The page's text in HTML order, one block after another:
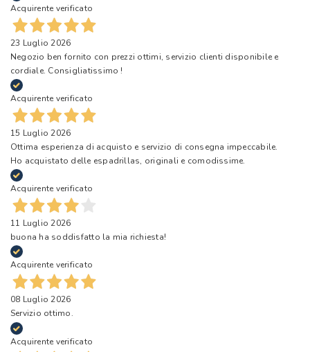
Acquirente verificato
23 Luglio 2026
Negozio ben fornito con prezzi ottimi, servizio clienti disponibile e
cordiale. Consigliatissimo !
Acquirente verificato
15 Luglio 2026
Ottima esperienza di acquisto e servizio di consegna impeccabile.
Ho acquistato delle espadrillas, originali e comodissime.
Acquirente verificato
11 Luglio 2026
buona ha soddisfatto la mia richiesta!
Acquirente verificato
08 Luglio 2026
Servizio ottimo.
Acquirente verificato